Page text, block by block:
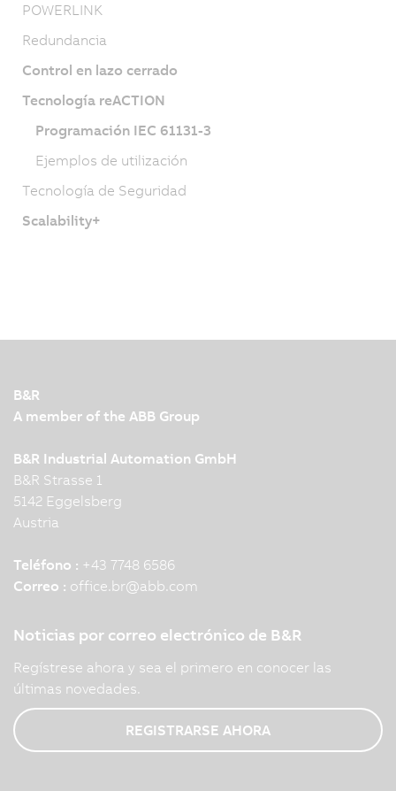
POWERLINK
Redundancia
Control en lazo cerrado
Tecnología reACTION
Programación IEC 61131-3
Ejemplos de utilización
Tecnología de Seguridad
Scalability+
B&R
A member of the ABB Group
B&R Industrial Automation GmbH
B&R Strasse 1
5142 Eggelsberg
Austria
Teléfono : +43 7748 6586
Correo : office.br@abb.com
Noticias por correo electrónico de B&R
Regístrese ahora y sea el primero en conocer las
últimas novedades.
REGISTRARSE AHORA